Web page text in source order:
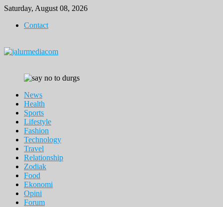
Skip
content
Saturday, August 08, 2026
Contact
News
Health
Sports
Lifestyle
Fashion
Technology
Travel
Relationship
Zodiak
Food
Ekonomi
Opini
Forum